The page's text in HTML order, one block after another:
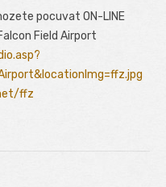
pocuvat ON-LINE
Field Airport
ffz